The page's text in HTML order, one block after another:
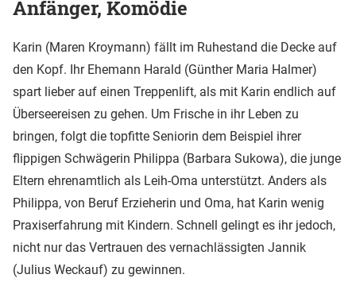
Anfänger, Komödie
Karin (Maren Kroymann) fällt im Ruhestand die Decke auf
den Kopf. Ihr Ehemann Harald (Günther Maria Halmer)
spart lieber auf einen Treppenlift, als mit Karin endlich auf
Überseereisen zu gehen. Um Frische in ihr Leben zu
bringen, folgt die topfitte Seniorin dem Beispiel ihrer
flippigen Schwägerin Philippa (Barbara Sukowa), die junge
Eltern ehrenamtlich als Leih-Oma unterstützt. Anders als
Philippa, von Beruf Erzieherin und Oma, hat Karin wenig
Praxiserfahrung mit Kindern. Schnell gelingt es ihr jedoch,
nicht nur das Vertrauen des vernachlässigten Jannik
(Julius Weckauf) zu gewinnen.